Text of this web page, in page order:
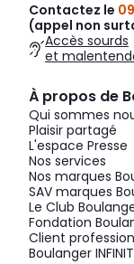
Contactez le
(appel non
Accès sourds
et
À propos de
Qui sommes
Plaisir partagé
L'espace Presse
Nos services
Nos marques
SAV marques
Le Club
Fondation
Client
Boulanger